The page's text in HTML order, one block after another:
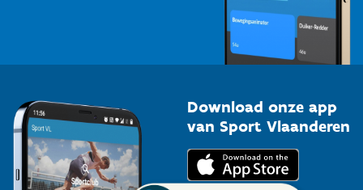
Download onze app
van Sport Vlaanderen